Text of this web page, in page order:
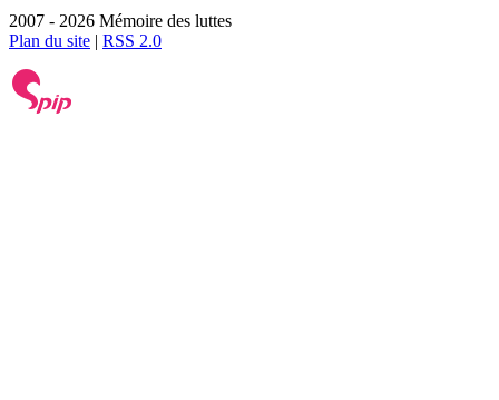
2007 - 2026 Mémoire des luttes
Plan du site | RSS 2.0